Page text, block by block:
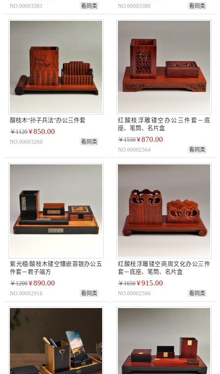
NO.00003381 看同类 NO.00003380 看同类
酸枝木“孙子兵法”办公三件套
￥1120￥850.00
NO.00003260 看同类
红酸枝浮雕镂空办公三件套－底
座、笔筒、名片盒
￥1550￥870.00
NO.00002564 看同类
紫光檀/酸枝木镂空镶嵌苗银办公五
件套－君子端方
￥1200￥890.00
NO.00002916 看同类
红酸枝浮雕镂空商周文化办公三件
套－底座、笔筒、名片盒
￥1650￥915.00
NO.00002566 看同类